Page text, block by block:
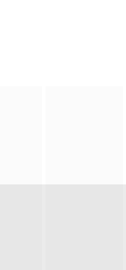
成为
感，让人们产生敬畏和好奇。这